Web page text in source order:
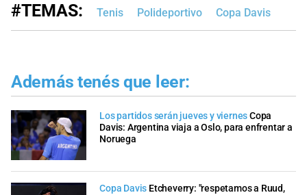
#TEMAS: Tenis Polideportivo Copa Davis
Además tenés que leer:
Los partidos serán jueves y viernesCopa
Davis: Argentina viaja a Oslo, para enfrentar a
Noruega
Copa Davis Etcheverry: "respetamos a Ruud,